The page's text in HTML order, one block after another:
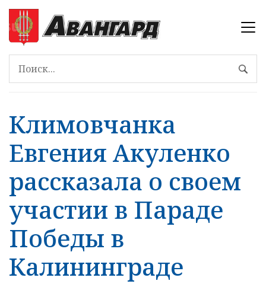
Климовчанка
Евгения Акуленко
рассказала о своем
участии в Параде
Победы в
Калининграде